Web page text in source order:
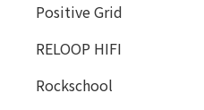
Positive Grid
RELOOP HIFI
Rockschool